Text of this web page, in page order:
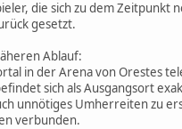
die sich zu dem Zeitpunkt
gesetzt.
Ablauf:
in der Arena von Orestes
sich als Ausgangsort
unnötiges Umherreiten zu
verbunden.